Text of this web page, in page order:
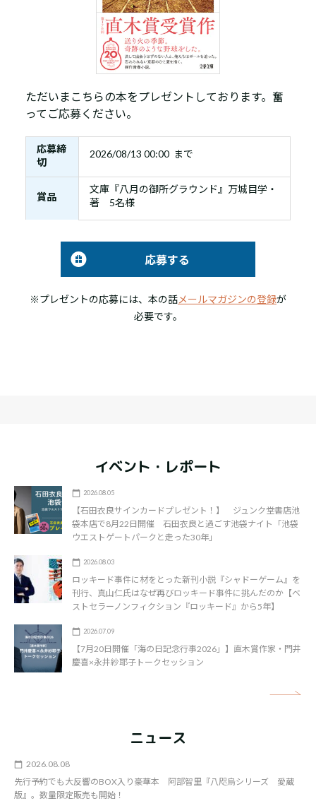
ただいまこちらの本をプレゼントしております。奮
ってご応募ください。
応募締
切
2026/08/13 00:00 まで
賞品
文庫『八月の御所グラウンド』万城目学・
著 5名様
応募する
※プレゼントの応募には、本の話メールマガジンの登録が
必要です。
イベント・レポート
2026.08.05
【石田衣良サインカードプレゼント！】 ジュンク堂書店池
袋本店で8月22日開催 石田衣良と過ごす池袋ナイト「池袋
ウエストゲートパークと走った30年」
2026.08.03
ロッキード事件に材をとった新刊小説『シャドーゲーム』を
刊行、真山仁氏はなぜ再びロッキード事件に挑んだのか【ベ
ストセラーノンフィクション『ロッキード』から5年】
2026.07.09
【7月20日開催「海の日記念行事2026」】直木賞作家・門井
慶喜×永井紗耶子トークセッション
ニュース
2026.08.08
先行予約でも大反響のBOX入り豪華本 阿部智里『八咫烏シリーズ 愛蔵
版』。数量限定販売も開始！